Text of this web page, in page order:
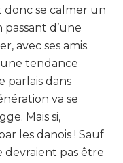
donc se calmer un
d’une
avec ses amis.
tendance
parlais dans
va se
Mais si,
les danois ! Sauf
devraient pas être